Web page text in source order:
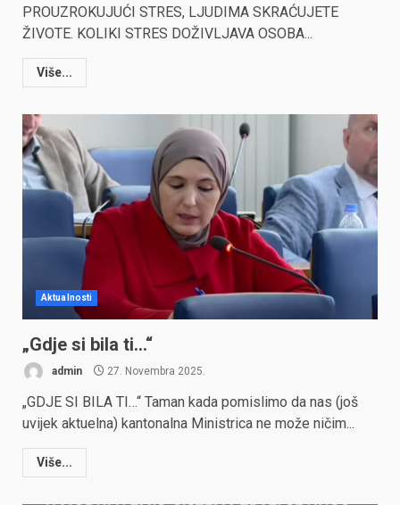
PROUZROKUJUĆI STRES, LJUDIMA SKRAĆUJETE
ŽIVOTE. KOLIKI STRES DOŽIVLJAVA OSOBA...
Više...
Aktualnosti
„Gdje si bila ti…“
admin 27. Novembra 2025.
„GDJE SI BILA TI…“ Taman kada pomislimo da nas (još
uvijek aktuelna) kantonalna Ministrica ne može ničim...
Više...